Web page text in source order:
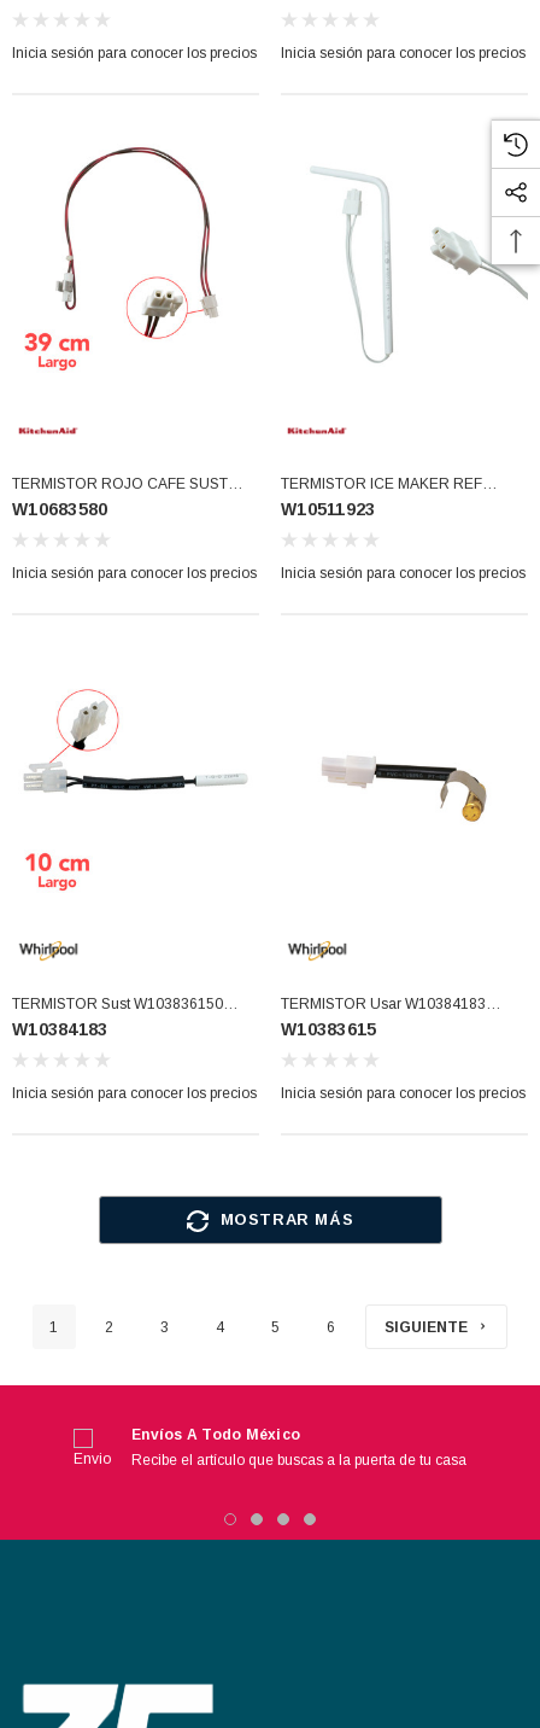
Inicia sesión para conocer los precios Inicia sesión para conocer los precios
TERMISTOR ROJO CAFE SUST
2217289 (W10683580)
W10683580
Inicia sesión para conocer los precios
TERMISTOR ICE MAKER REF
KITCHEN AID WPW10511923
(W10511923)
W10511923
Inicia sesión para conocer los precios
TERMISTOR Sust W103836150
(W10384183)
W10384183
Inicia sesión para conocer los precios
TERMISTOR Usar W10384183
(W10383615)
W10383615
Inicia sesión para conocer los precios
MOSTRAR MÁS
1 2 3 4 5 6 SIGUIENTE
Envíos A Todo México
Recibe el artículo que buscas a la puerta de tu casa